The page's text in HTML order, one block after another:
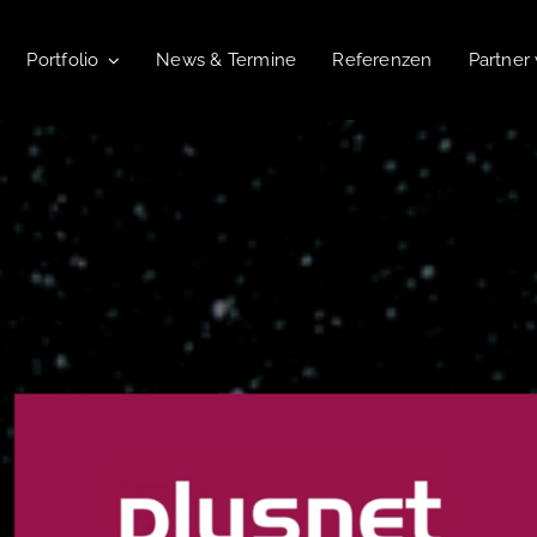
Portfolio News & Termine Referenzen Partner